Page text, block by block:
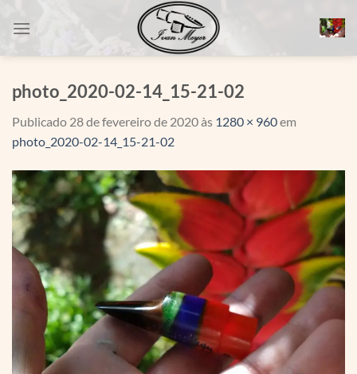
photo_2020-02-14_15-21-02
Publicado 28 de fevereiro de 2020às 1280 × 960em
photo_2020-02-14_15-21-02